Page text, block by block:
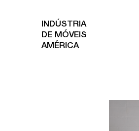
INDÚSTRIA
DE MÓVEIS
AMÉRICA